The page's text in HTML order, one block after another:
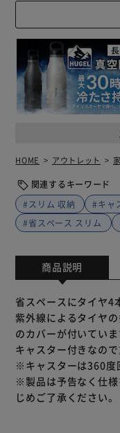
HOME アウトレット
関連するキーワード
#スリム 収納
#キャ
#省スペース スリム
商品説明
省スペースにタイヤ4
紫外線によるタイヤ
のカバーが付いていま
キャスター付きなの
※キャスターは360度
※製品は予告なく仕
じめご了承ください。